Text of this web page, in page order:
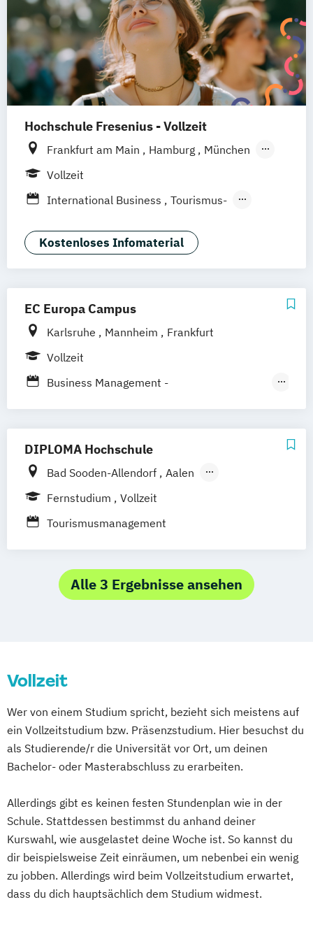
Hochschule Fresenius - Vollzeit
Frankfurt am Main Hamburg
München
Düsseldorf
Braunschweig Erfurt
Vollzeit
International Business
Tourismus-
Kostenloses Infomaterial
EC Europa Campus
Karlsruhe Mannheim
Frankfurt
Vollzeit
Business Management -
und Sporttourismus
DIPLOMA Hochschule
Bad Sooden-Allendorf
Aalen
Baden-Baden
Berlin
Heilbronn
Kassel Leipzig
München Bochum Kaiserslautern
Wiesbaden Regenstauf Dresden
Hoyerswerda Magdeburg Ostfildern
Fernstudium
Vollzeit
Tourismusmanagement
Alle 3 Ergebnisse ansehen
Vollzeit
Wer von einem Studium spricht, bezieht sich meistens auf
ein Vollzeitstudium bzw. Präsenzstudium. Hier besuchst du
als Studierende/r die Universität vor Ort, um deinen
Bachelor- oder Masterabschluss zu erarbeiten.
Allerdings gibt es keinen festen Stundenplan wie in der
Schule. Stattdessen bestimmst du anhand deiner
Kurswahl, wie ausgelastet deine Woche ist. So kannst du
dir beispielsweise Zeit einräumen, um nebenbei ein wenig
zu jobben. Allerdings wird beim Vollzeitstudium erwartet,
dass du dich hauptsächlich dem Studium widmest.